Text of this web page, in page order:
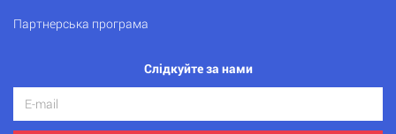
Партнерська програма
Слідкуйте за нами